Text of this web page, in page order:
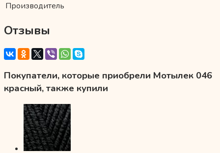
Производитель
Отзывы
Покупатели, которые приобрели Мотылек 046
красный, также купили